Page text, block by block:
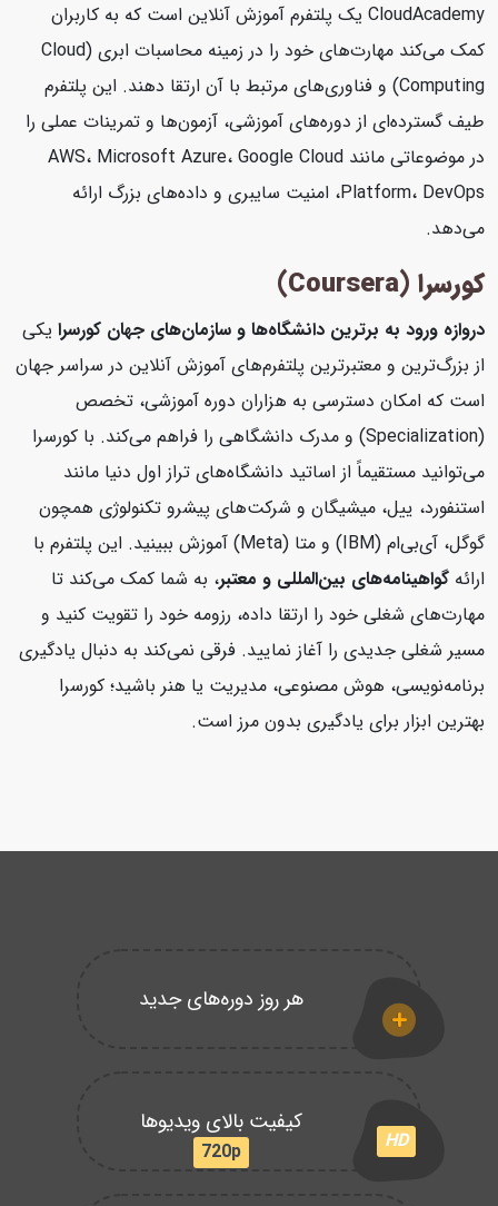
CloudAcademy یک پلتفرم آموزش آنلاین است که به کاربران
کمک می‌کند مهارت‌های خود را در زمینه محاسبات ابری (Cloud
Computing) و فناوری‌های مرتبط با آن ارتقا دهند. این پلتفرم
طیف گسترده‌ای از دوره‌های آموزشی، آزمون‌ها و تمرینات عملی را
در موضوعاتی مانند AWS، Microsoft Azure، Google Cloud
Platform، DevOps، امنیت سایبری و داده‌های بزرگ ارائه
می‌دهد.
کورسرا (Coursera)
دروازه ورود به برترین دانشگاه‌ها و سازمان‌های جهان کورسرایکی
از بزرگ‌ترین و معتبرترین پلتفرم‌های آموزش آنلاین در سراسر جهان
است که امکان دسترسی به هزاران دوره آموزشی، تخصص
(Specialization) و مدرک دانشگاهی را فراهم می‌کند. با کورسرا
می‌توانید مستقیماً از اساتید دانشگاه‌های تراز اول دنیا مانند
استنفورد، ییل، میشیگان و شرکت‌های پیشرو تکنولوژی همچون
گوگل، آی‌بی‌ام (IBM) و متا (Meta) آموزش ببینید. این پلتفرم با
ارائهگواهینامه‌های بین‌المللی و معتبر، به شما کمک می‌کند تا
مهارت‌های شغلی خود را ارتقا داده، رزومه خود را تقویت کنید و
مسیر شغلی جدیدی را آغاز نمایید. فرقی نمی‌کند به دنبال یادگیری
برنامه‌نویسی، هوش مصنوعی، مدیریت یا هنر باشید؛ کورسرا
بهترین ابزار برای یادگیری بدون مرز است.
هر روز دوره‌های جدید
HD
کیفیت بالای ویدیوها
720p